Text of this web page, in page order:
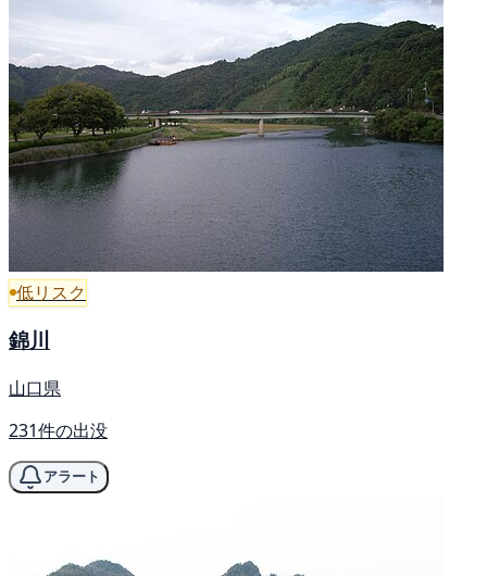
低リスク
錦川
山口県
231件の出没
アラート